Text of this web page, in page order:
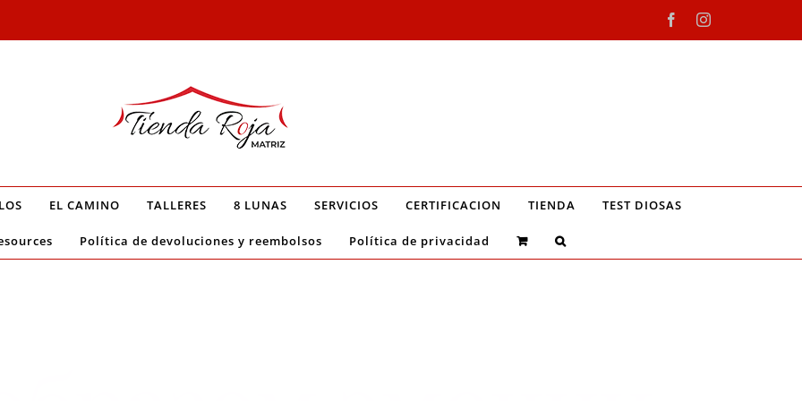
FacebookInstagram
EL CAMINO TALLERES 8 LUNAS SERVICIOS CERTIFICACION TIENDA TEST DIOSAS
Política de devoluciones y reembolsos Política de privacidad